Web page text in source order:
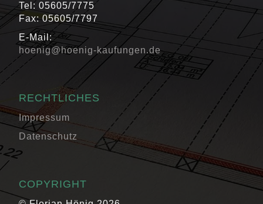
Tel: 05605/7775
Fax: 05605/7797
E-Mail:
hoenig@hoenig-kaufungen.de
RECHTLICHES
Impressum
Datenschutz
COPYRIGHT